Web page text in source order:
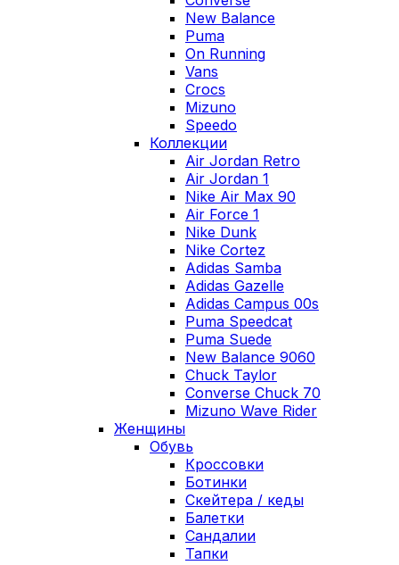
New Balance
Puma
On Running
Vans
Crocs
Mizuno
Speedo
Коллекции
Air Jordan Retro
Air Jordan 1
Nike Air Max 90
Air Force 1
Nike Dunk
Nike Cortez
Adidas Samba
Adidas Gazelle
Adidas Campus 00s
Puma Speedcat
Puma Suede
New Balance 9060
Chuck Taylor
Converse Chuck 70
Mizuno Wave Rider
Женщины
Обувь
Кроссовки
Ботинки
Скейтера / кеды
Балетки
Сандалии
Тапки